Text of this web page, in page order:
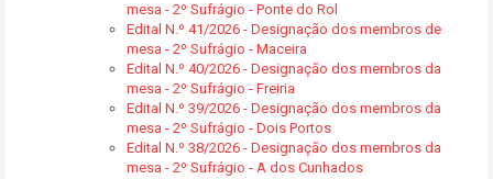
mesa - 2º Sufrágio - Ponte do Rol
Edital N.º 41/2026 - Designação dos membros de
mesa - 2º Sufrágio - Maceira
Edital N.º 40/2026 - Designação dos membros da
mesa - 2º Sufrágio - Freiria
Edital N.º 39/2026 - Designação dos membros da
mesa - 2º Sufrágio - Dois Portos
Edital N.º 38/2026 - Designação dos membros da
mesa - 2º Sufrágio - A dos Cunhados